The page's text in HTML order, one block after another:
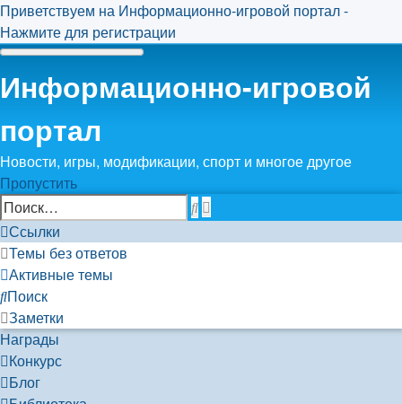
Приветствуем на Информационно-игровой портал -
Нажмите для регистрации
Информационно-игровой
портал
Новости, игры, модификации, спорт и многое другое
Пропустить
Поиск
Расширенный
поиск
Ссылки
Темы без ответов
Активные темы
Поиск
Заметки
Награды
Конкурс
Блог